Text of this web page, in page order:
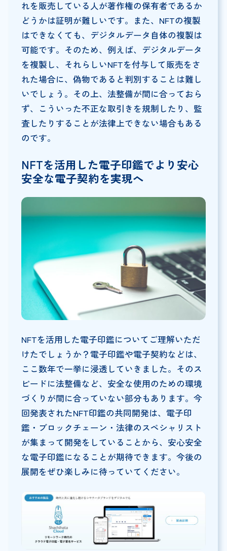
れを販売している人が著作権の保有者であるか
どうかは証明が難しいです。また、NFTの複製
はできなくても、デジタルデータ自体の複製は
可能です。そのため、例えば、デジタルデータ
を複製し、それらしいNFTを付与して販売をさ
れた場合に、偽物であると判別することは難し
いでしょう。その上、法整備が間に合っておら
ず、こういった不正な取引きを規制したり、監
査したりすることが法律上できない場合もある
のです。
NFTを活用した電子印鑑でより安心
安全な電子契約を実現へ
NFTを活用した電子印鑑についてご理解いただ
けたでしょうか？電子印鑑や電子契約などは、
ここ数年で一挙に浸透していきました。そのス
ピードに法整備など、安全な使用のための環境
づくりが間に合っていない部分もあります。今
回発表されたNFT印鑑の共同開発は、電子印
鑑・ブロックチェーン・法律のスペシャリスト
が集まって開発をしていることから、安心安全
な電子印鑑になることが期待できます。今後の
展開をぜひ楽しみに待っていてください。